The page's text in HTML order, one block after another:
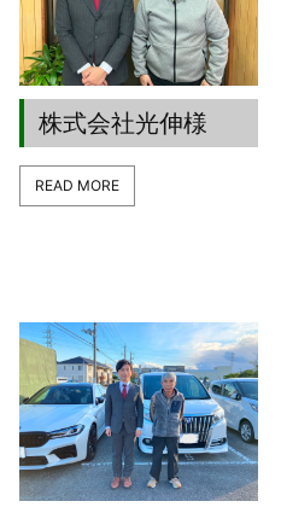
株式会社光伸様
READ MORE